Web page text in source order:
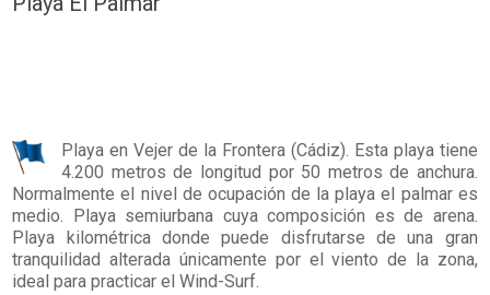
Playa enVejer de la Frontera (Cádiz). Esta playa tiene
4.200 metros de longitud por 50 metros de anchura.
Normalmente el nivel de ocupación de la playa el palmar es
medio. Playa semiurbana cuya composición es de arena.
Playa kilométrica donde puede disfrutarse de una gran
tranquilidad alterada únicamente por el viento de la zona,
ideal para practicar el Wind-Surf.